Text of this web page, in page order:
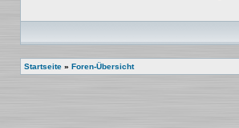
Startseite » Foren-Übersicht